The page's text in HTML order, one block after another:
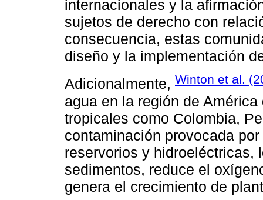
internacionales y la
sujetos de derecho con
consecuencia, estas
diseño y la implementación
Adicionalmente, Winton et al.
agua en la región de
tropicales como Colombia,
contaminación provocada
reservorios y hidroeléctricas,
sedimentos, reduce el
genera el crecimiento de